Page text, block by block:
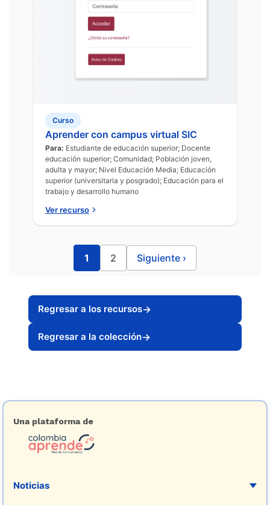
Curso
Aprender con campus virtual SIC
Para: Estudiante de educación superior; Docente
educación superior; Comunidad; Población joven,
adulta y mayor; Nivel Educación Media; Educación
superior (universitaria y posgrado); Educación para el
trabajo y desarrollo humano
Ver recurso
1 2 Siguiente ›
Regresar a los recursos→
Regresar a la colección→
Una plataforma de
Noticias